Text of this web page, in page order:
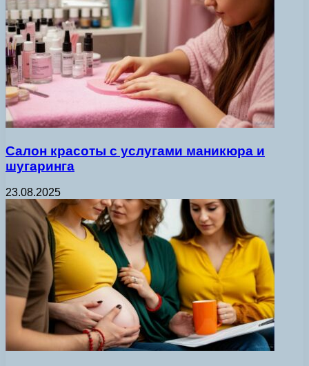
Салон красоты с услугами маникюра и
шугаринга
23.08.2025